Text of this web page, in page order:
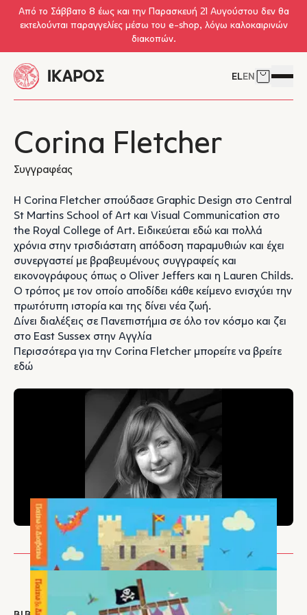
Skip to main content
Από το Σάββατο 8 έως και την Παρασκευή 21 Αυγούστου δεν θα
εκτελούνται παραγγελίες μέσω του e-shop, λόγω καλοκαιρινών
διακοπών.
ELEN Δείτε το
Corina Fletcher
Συγγραφέας
H Corina Fletcher σπούδασε Graphic Design στο Central
St Martins School of Art και Visual Communication στο
the Royal College of Art. Ειδικεύεται εδώ και πολλά
χρόνια στην τρισδιάστατη απόδοση παραμυθιών και έχει
συνεργαστεί με βραβευμένους συγγραφείς και
εικονογράφους όπως ο Oliver Jeffers και η Lauren Childs.
O τρόπος με τον οποίο αποδίδει κάθε κείμενο ενισχύει την
πρωτότυπη ιστορία και της δίνει νέα ζωή.
Δίνει διαλέξεις σε Πανεπιστήμια σε όλο τον κόσμο και ζει
στο East Sussex στην Αγγλία
Περισσότερα για την Corina Fletcher μπορείτε να βρείτε
εδώ